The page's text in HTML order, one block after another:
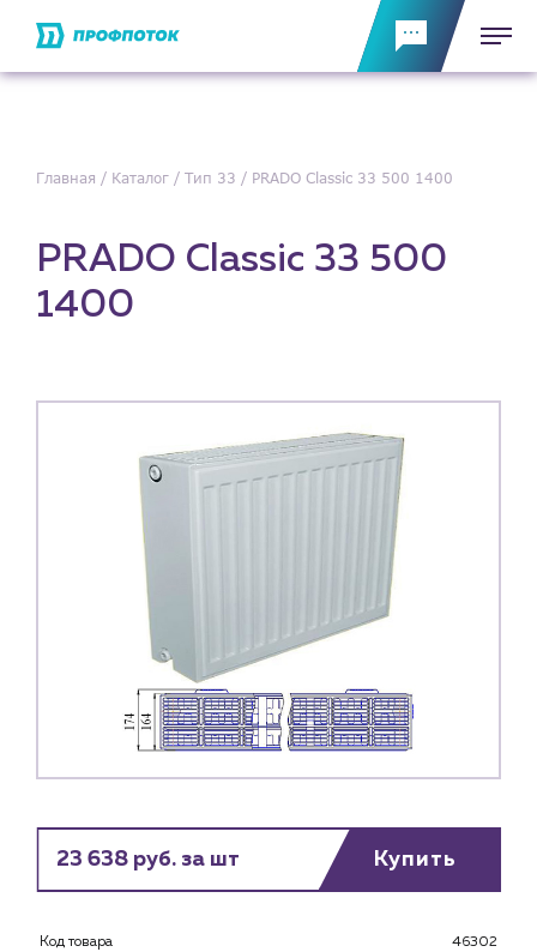
Главная Каталог Тип 33 PRADO Classic 33 500 1400
PRADO Classic 33 500
1400
23 638 руб. за шт Купить
Код товара
46302